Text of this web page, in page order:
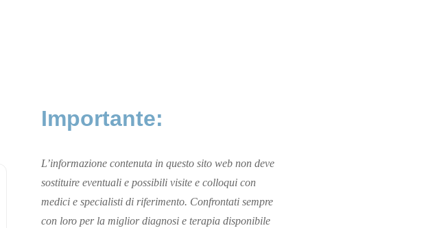
Importante:
L’informazione contenuta in questo sito web non deve
sostituire eventuali e possibili visite e colloqui con
medici e specialisti di riferimento. Confrontati sempre
con loro per la miglior diagnosi e terapia disponibile